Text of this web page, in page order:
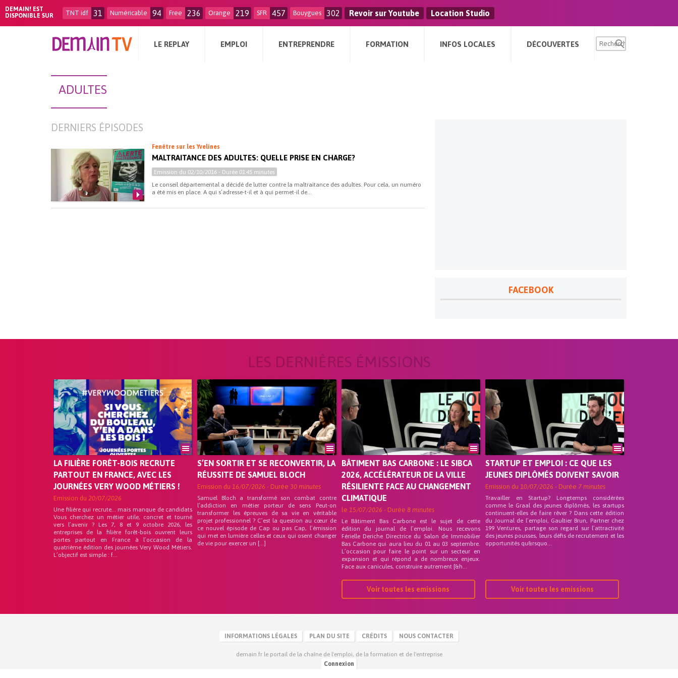
DEMAIN! EST
DISPONIBLE SUR
TNT idf 31 Numéricable 94 Free 236 Orange 219 SFR 457 Bouygues 302 Revoir sur Youtube Location Studio
LE REPLAY EMPLOI ENTREPRENDRE FORMATION INFOS LOCALES DÉCOUVERTES
ADULTES
DERNIERS ÉPISODES
Fenêtre sur les Yvelines
MALTRAITANCE DES ADULTES: QUELLE PRISE EN CHARGE?
Emission du 02/10/2016 - Durée 01:45 minutes
Le conseil départemental a décidé de lutter contre la maltraitance des adultes. Pour cela, un numéro
a été mis en place. A qui s’adresse-t-il et à qui permet-il de...
FACEBOOK
LES DERNIÈRES ÉMISSIONS
LA FILIÈRE FORÊT-BOIS RECRUTE
PARTOUT EN FRANCE, AVEC LES
JOURNÉES VERY WOOD MÉTIERS !
Emission du 20/07/2026
Une filière qui recrute… mais manque de candidats
Vous cherchez un métier utile, concret et tourné
vers l’avenir ? Les 7, 8 et 9 octobre 2026, les
entreprises de la filière forêt-bois ouvrent leurs
portes partout en France à l’occasion de la
quatrième édition des journées Very Wood Métiers.
L’objectif est simple : f...
S’EN SORTIR ET SE RECONVERTIR, LA
RÉUSSITE DE SAMUEL BLOCH
Emission du16/07/2026 - Durée30 minutes
Samuel Bloch a transformé son combat contre
l’addiction en métier porteur de sens Peut-on
transformer les épreuves de sa vie en véritable
projet professionnel ? C’est la question au cœur de
ce nouvel épisode de Cap ou pas Cap, l’émission
qui met en lumière celles et ceux qui osent changer
de vie pour exercer un […]
BÂTIMENT BAS CARBONE : LE SIBCA
2026, ACCÉLÉRATEUR DE LA VILLE
RÉSILIENTE FACE AU CHANGEMENT
CLIMATIQUE
le 15/07/2026 - Durée 8 minutes
Le Bâtiment Bas Carbone est le sujet de cette
édition du journal de l’emploi. Nous recevons
Férielle Deriche Directrice du Salon de Immobilier
Bas Carbone qui aura lieu du 01 au 03 septembre.
L’occasion pour faire le point sur un secteur en
expansion et qui répond a de nombreux enjeux.
Face aux canicules, construire autrement [&h...
Voir toutes les emissions
STARTUP ET EMPLOI : CE QUE LES
JEUNES DIPLÔMÉS DOIVENT SAVOIR
Emission du 10/07/2026 - Durée 7 minutes
Travailler en Startup? Longtemps considérées
comme le Graal des jeunes diplômés, les startups
continuent-elles de faire rêver ? Dans cette édition
du Journal de l’emploi, Gaultier Brun, Partner chez
199 Ventures, partage son regard sur l’attractivité
des jeunes pousses, leurs défis de recrutement et les
opportunités qu&rsquo...
Voir toutes les emissions
INFORMATIONS LÉGALES PLAN DU SITE CRÉDITS NOUS CONTACTER
demain.fr le portail de la chaîne de l'emploi, de la formation et de l'entreprise
Connexion